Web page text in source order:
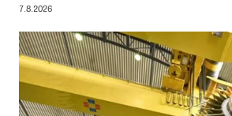
7.8.2026